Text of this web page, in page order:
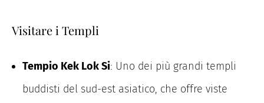
Visitare i Templi
Tempio Kek Lok Si: Uno dei più grandi templi
buddisti del sud-est asiatico, che offre viste